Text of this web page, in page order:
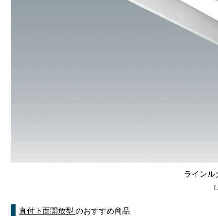
ラインル
直付下面開放型のおすすめ商品